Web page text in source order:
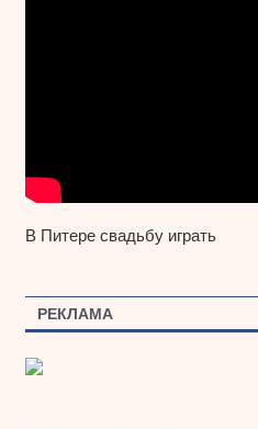
В Питере свадьбу играть
РЕКЛАМА